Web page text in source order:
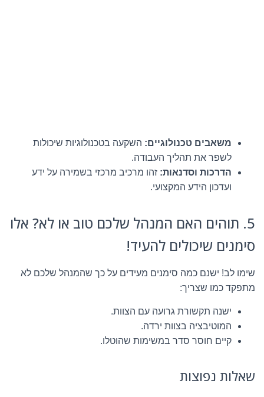
משאבים טכנולוגיים: השקעה בטכנולוגיות שיכולות
לשפר את תהליך העבודה.
הדרכות וסדנאות: זהו מרכיב מרכזי בשמירה על ידע
ועדכון הידע המקצועי.
5. תוהים האם המנהל שלכם טוב או לא? אלו
סימנים שיכולים להעיד!
שימו לב! ישנם כמה סימנים מעידים על כך שהמנהל שלכם לא
מתפקד כמו שצריך:
ישנה תקשורת גרועה עם הצוות.
המוטיבציה בצוות ירדה.
קיים חוסר סדר במשימות שהוטלו.
שאלות נפוצות